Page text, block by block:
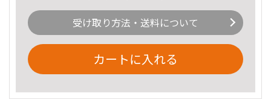
受け取り方法・送料について
カートに入れる